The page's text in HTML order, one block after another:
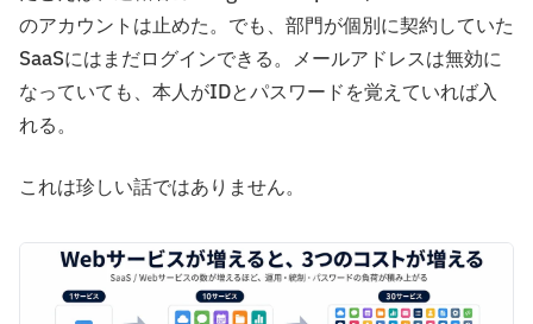
のアカウントは止めた。でも、部門が個別に契約していた
SaaSにはまだログインできる。メールアドレスは無効に
なっていても、本人がIDとパスワードを覚えていれば入
れる。
これは珍しい話ではありません。